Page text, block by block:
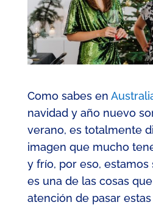
Como sabes en
navidad y año nuevo
verano, es totalmente
imagen que mucho
y frío, por eso,
es una de las cosas
atención de pasarestas